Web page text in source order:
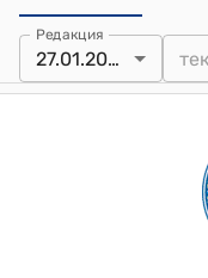
Редакция
27.01.2023